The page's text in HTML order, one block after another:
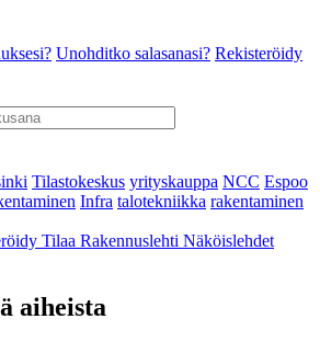
Unohditko salasanasi? Rekisteröidy
Tilastokeskus yrityskauppa NCC Espoo
Infra talotekniikka rakentaminen
Tilaa Rakennuslehti Näköislehdet
aiheista